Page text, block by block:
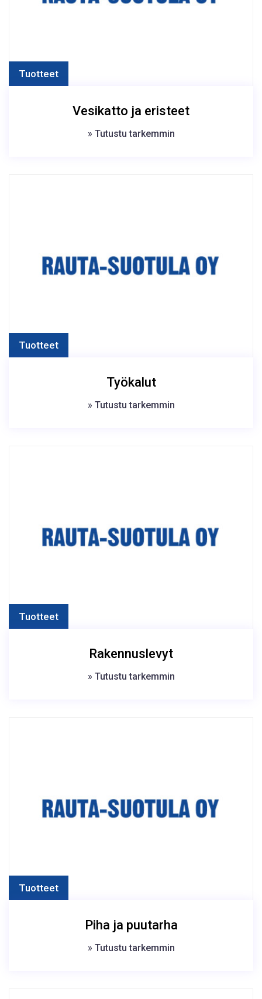
Tuotteet
Vesikatto ja eristeet
» Tutustu tarkemmin
Tuotteet
Työkalut
» Tutustu tarkemmin
Tuotteet
Rakennuslevyt
» Tutustu tarkemmin
Tuotteet
Piha ja puutarha
» Tutustu tarkemmin